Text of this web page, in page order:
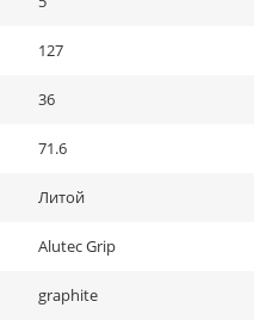
127
36
71.6
Литой
Alutec Grip
graphite